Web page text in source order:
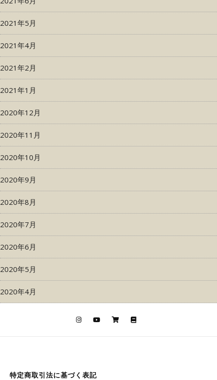
2021年5月
2021年4月
2021年2月
2021年1月
2020年12月
2020年11月
2020年10月
2020年9月
2020年8月
2020年7月
2020年6月
2020年5月
2020年4月
特定商取引法に基づく表記